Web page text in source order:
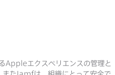
Apple エクスペリエンスの​管理と​